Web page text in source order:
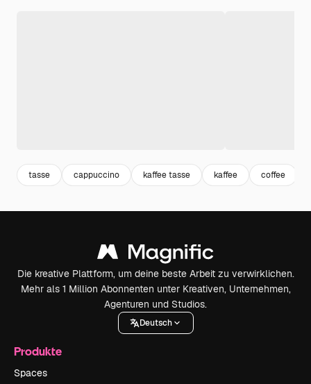
tasse cappuccino kaffee tasse kaffee coffee
Die kreative Plattform, um deine beste Arbeit zu verwirklichen.
Mehr als 1 Million Abonnenten unter Kreativen, Unternehmen,
Agenturen und Studios.
Deutsch
Produkte
Spaces